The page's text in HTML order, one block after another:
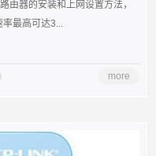
由器的安装和上网设置方法，
最高可达3...
more